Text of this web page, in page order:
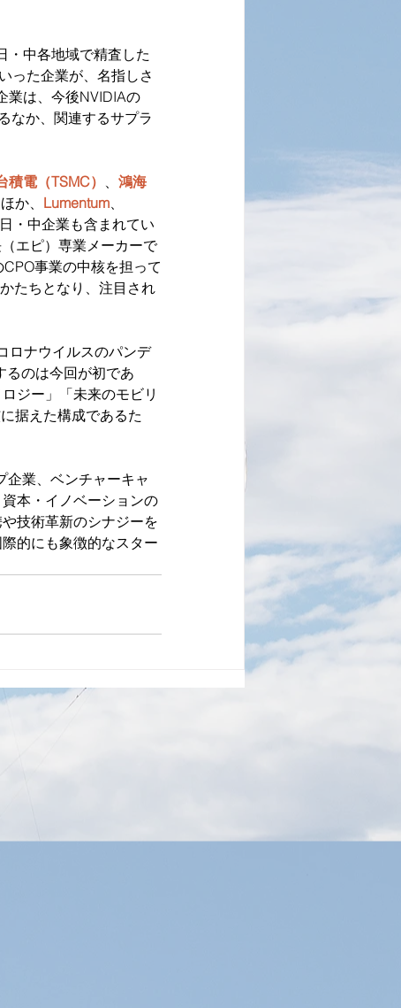
・中各地域で精査した
った企業が、名指しさ
業は、今後NVIDIAの
なか、関連するサプラ
積電（TSMC） 、 鴻海
か、 Lumentum、
・中企業も含まれてい
エピ）専業メーカーで
事業の中核を担って
たちとなり、注目され
ロナウイルスのパンデ
るのは今回が初であ
ジー」「未来のモビリ
据えた構成であるた
企業、ベンチャーキャ
本・イノベーションの
技術革新のシナジーを
的にも象徴的なスター